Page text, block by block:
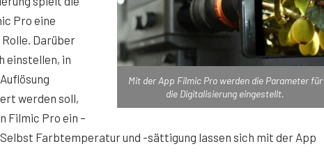
Mit der App Filmic Pro werden die Parameter für
die Digitalisierung eingestellt.
Pro eine
Darüber
einstellen, in
werden soll,
Filmic Pro ein –
Farbtemperatur und -sättigung lassen sich mit der App